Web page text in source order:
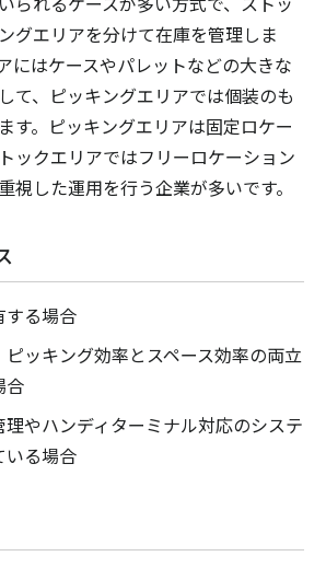
グエリアを分けて在庫を管理しま
にはケースやパレットなどの大きな
て、ピッキングエリアでは個装のも
す。ピッキングエリアは固定ロケー
ックエリアではフリーロケーション
視した運用を行う企業が多いです。
する場合
ッキング効率とスペース効率の両立
合
理やハンディターミナル対応のシステ
いる場合